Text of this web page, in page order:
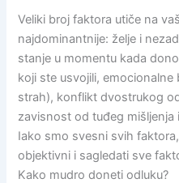
Veliki broj faktora utiče na
najdominantnije: želje i
stanje u momentu kada
koji ste usvojili,
strah), konflikt dvostrukog
zavisnost od tuđeg mišljenja
Iako smo svesni svih
objektivni i sagledati sve
Kako mudro doneti odluku?